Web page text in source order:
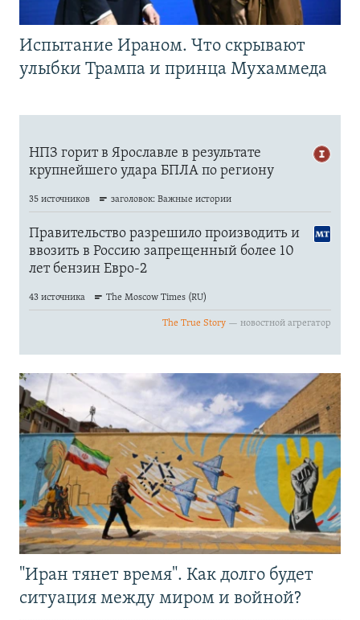
Испытание Ираном. Что скрывают
улыбки Трампа и принца Мухаммеда
"Иран тянет время". Как долго будет
ситуация между миром и войной?